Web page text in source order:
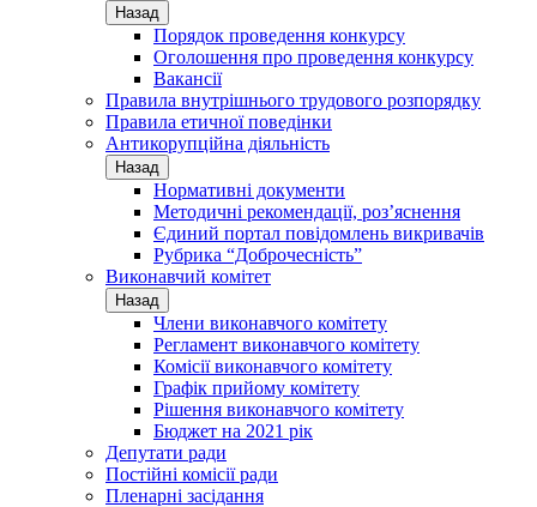
Назад
Порядок проведення конкурсу
Оголошення про проведення конкурсу
Вакансії
Правила внутрішнього трудового розпорядку
Правила етичної поведінки
Антикорупційна діяльність
Назад
Нормативні документи
Методичні рекомендації, роз’яснення
Єдиний портал повідомлень викривачів
Рубрика “Доброчесність”
Виконавчий комітет
Назад
Члени виконавчого комітету
Регламент виконавчого комітету
Комісії виконавчого комітету
Графік прийому комітету
Рішення виконавчого комітету
Бюджет на 2021 рік
Депутати ради
Постійні комісії ради
Пленарні засідання